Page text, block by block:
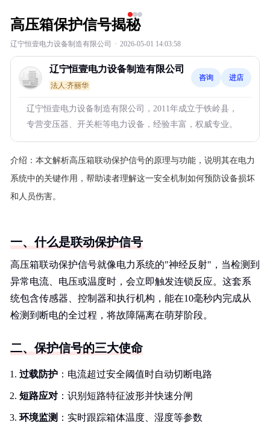
高压箱保护信号揭秘
辽宁恒壹电力设备制造有限公司 · 2026-05-01 14:03:58
辽宁恒壹电力设备制造有限公司
法人:齐丽华
咨询 进店
辽宁恒壹电力设备制造有限公司，2011年成立于铁岭县，
专营变压器、开关柜等电力设备，经验丰富，权威专业。
介绍： 本文解析高压箱联动保护信号的原理与功能，说明其在电力
系统中的关键作用，帮助读者理解这一安全机制如何预防设备损坏
和人员伤害。
一、什么是联动保护信号
高压箱联动保护信号就像电力系统的"神经反射"，当检测到
异常电流、电压或温度时，会立即触发连锁反应。这套系
统包含传感器、控制器和执行机构，能在10毫秒内完成从
检测到断电的全过程，将故障隔离在萌芽阶段。
二、保护信号的三大使命
过载防护 ：电流超过安全阈值时自动切断电路
短路应对 ：识别短路特征波形并快速分闸
环境监测 ：实时跟踪箱体温度、湿度等参数